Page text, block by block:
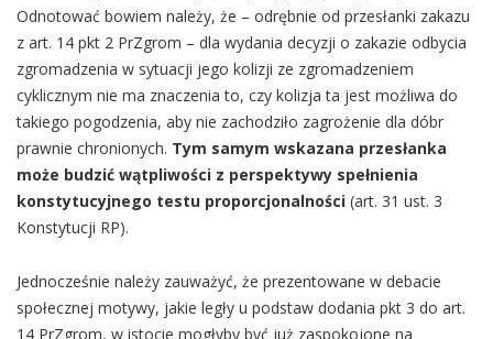
Odnotować bowiem należy, że – odrębnie od przesłanki zakazu
z art. 14 pkt 2 PrZgrom – dla wydania decyzji o zakazie odbycia
zgromadzenia w sytuacji jego kolizji ze zgromadzeniem
cyklicznym nie ma znaczenia to, czy kolizja ta jest możliwa do
takiego pogodzenia, aby nie zachodziło zagrożenie dla dóbr
prawnie chronionych. Tym samym wskazana przesłanka
może budzić wątpliwości z perspektywy spełnienia
konstytucyjnego testu proporcjonalności (art. 31 ust. 3
Konstytucji RP).
Jednocześnie należy zauważyć, że prezentowane w debacie
społecznej motywy, jakie legły u podstaw dodania pkt 3 do art.
14 PrZgrom, w istocie mogłyby być już zaspokojone na